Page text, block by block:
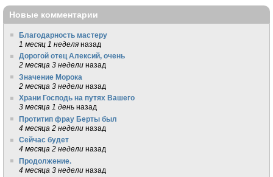
Новые комментарии
Благодарность мастеру
1 месяц 1 неделя назад
Дорогой отец Алексий, очень
2 месяца 3 недели назад
Значение Морока
2 месяца 3 недели назад
Храни Господь на путях Вашего
3 месяца 1 день назад
Протитип фрау Берты был
4 месяца 2 недели назад
Сейчас будет
4 месяца 2 недели назад
Продолжение.
4 месяца 3 недели назад